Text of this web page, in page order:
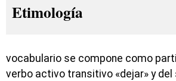
Etimología
vocabulario se compone como
verbo activo transitivo «dejar» y del